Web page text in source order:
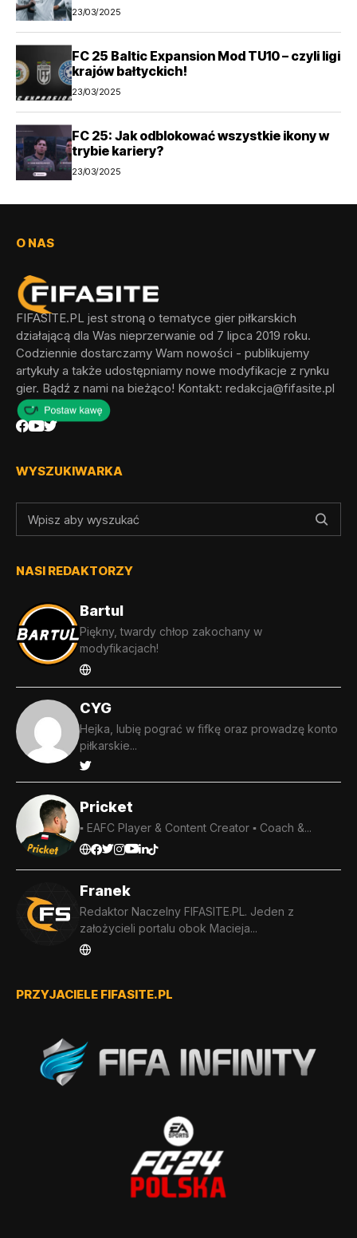
23/03/2025
FC 25 Baltic Expansion Mod TU10 – czyli ligi
krajów bałtyckich!
23/03/2025
FC 25: Jak odblokować wszystkie ikony w
trybie kariery?
23/03/2025
O NAS
FIFASITE.PL jest stroną o tematyce gier piłkarskich
działającą dla Was nieprzerwanie od 7 lipca 2019 roku.
Codziennie dostarczamy Wam nowości - publikujemy
artykuły a także udostępniamy nowe modyfikacje z rynku
gier. Bądź z nami na bieżąco! Kontakt: redakcja@fifasite.pl
WYSZUKIWARKA
NASI REDAKTORZY
Bartul
Piękny, twardy chłop zakochany w
modyfikacjach!
CYG
Hejka, lubię pograć w fifkę oraz prowadzę konto
piłkarskie...
Pricket
▪️ EAFC Player & Content Creator ▪️ Coach &...
Franek
Redaktor Naczelny FIFASITE.PL. Jeden z
założycieli portalu obok Macieja...
PRZYJACIELE FIFASITE.PL